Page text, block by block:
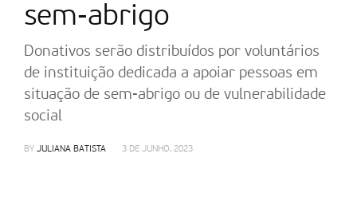
sem-abrigo
Donativos serão distribuídos por voluntários
de instituição dedicada a apoiar pessoas em
situação de sem-abrigo ou de vulnerabilidade
social
BY JULIANA BATISTA 3 DE JUNHO, 2023